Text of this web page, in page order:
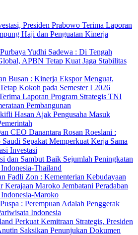
Presiden Prabowo Terima Laporan
Haji dan Penguatan Kinerja
Yudhi Sadewa : Di Tengah
APBN Tetap Kuat Jaga Stabilitas
Busan : Kinerja Ekspor Menguat,
Kokoh pada Semester I 2026
Laporan Program Strategis TNI
Pembangunan
Hasan Ajak Pengusaha Masuk
CEO Danantara Rosan Roeslani :
Sepakat Memperkuat Kerja Sama
Investasi
dan Sambut Baik Sejumlah Peningkatan
Thailand
Fadli Zon : Kementerian Kebudayaan
Kerajaan Maroko Jembatani Peradaban
Maroko
: Perempuan Adalah Penggerak
Indonesia
Perkuat Kemitraan Strategis, Presiden
Saksikan Penunjukan Dokumen